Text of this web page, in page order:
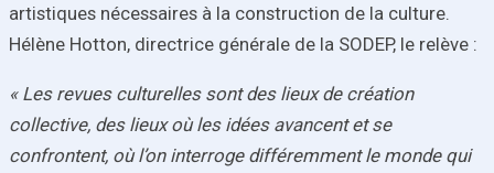
artistiques nécessaires à la construction de la culture.
Hélène Hotton, directrice générale de la SODEP, le relève :
« Les revues culturelles sont des lieux de création
collective, des lieux où les idées avancent et se
confrontent, où l’on interroge différemment le monde qui